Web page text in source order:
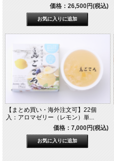
価格：26,500円(税込)
【まとめ買い・海外注文可】22個
入：アロマゼリー（レモン）単...
価格：7,000円(税込)